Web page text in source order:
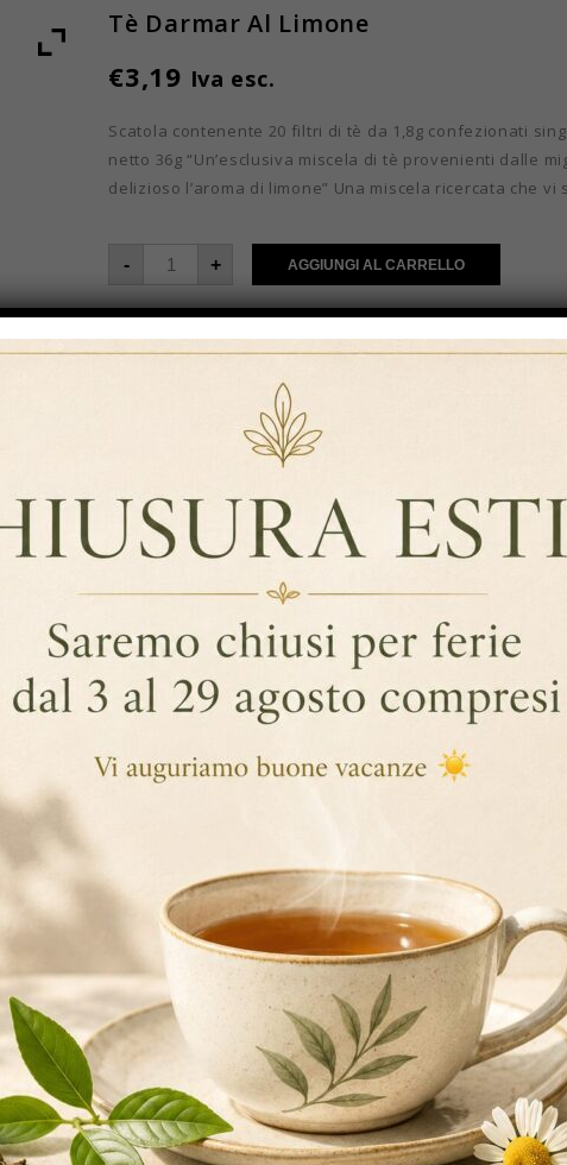
Tè Darmar Al Limone
€3,19 Iva esc.
Scatola contenente 20 filtri di tè da 1,8g confezionati
netto 36g “Un’esclusiva miscela di tè provenienti dalle
delizioso l’aroma di limone” Una miscela ricercata che vi
- + AGGIUNGI AL CARRELLO
Aggiungi Alla Lista Dei Desideri
Tè in filtro classico